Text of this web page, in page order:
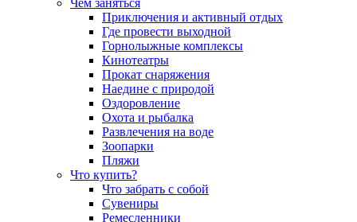
Чем заняться
Приключения и активный отдых
Где провести выходной
Горнолыжные комплексы
Кинотеатры
Прокат снаряжения
Наедине с природой
Оздоровление
Охота и рыбалка
Развлечения на воде
Зоопарки
Пляжи
Что купить?
Что забрать с собой
Сувениры
Ремесленники